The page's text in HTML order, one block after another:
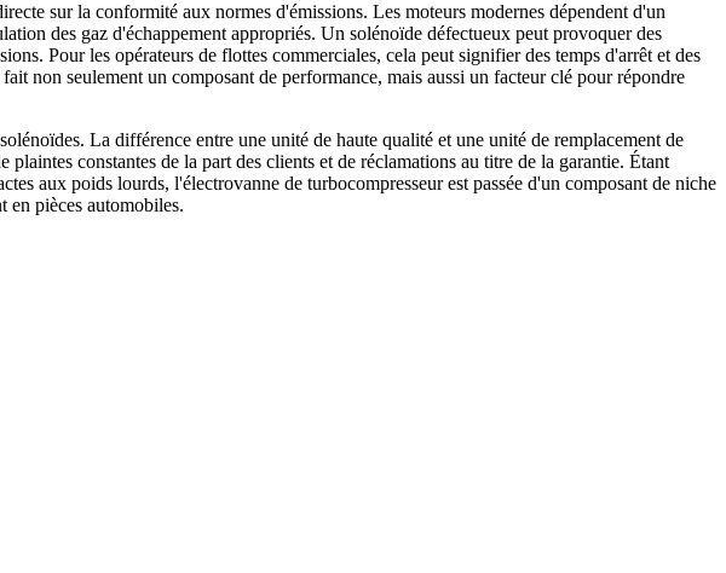
sur la conformité aux normes d'émissions. Les moteurs modernes dépendent d'un
des gaz d'échappement appropriés. Un solénoïde défectueux peut provoquer des
Pour les opérateurs de flottes commerciales, cela peut signifier des temps d'arrêt et des
non seulement un composant de performance, mais aussi un facteur clé pour répondre
La différence entre une unité de haute qualité et une unité de remplacement de
constantes de la part des clients et de réclamations au titre de la garantie. Étant
aux poids lourds, l'électrovanne de turbocompresseur est passée d'un composant de niche
en pièces automobiles.